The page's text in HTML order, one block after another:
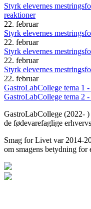
Styrk elevernes
reaktioner
22. februar
Styrk elevernes
22. februar
Styrk elevernes
22. februar
Styrk elevernes
22. februar
GastroLabCollege tema 1
GastroLabCollege tema 2
GastroLabCollege (2022-
de fødevarefaglige
Smag for Livet var 2014-
om smagens betydning for